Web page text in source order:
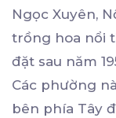
Ngọc Xuyên,
trồng hoa nổi
đặt sau năm
Các phường
bên phía Tây